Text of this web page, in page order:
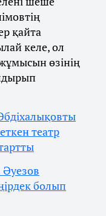
қайта
келе, ол
өзінің
театр
Әуезов
болып